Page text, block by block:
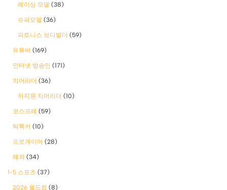
레이싱 모델 (38)
슈퍼모델 (36)
피트니스 보디빌더 (59)
유튜버 (169)
인터넷 방송인 (171)
치어리더 (36)
하지원 치어리더 (10)
코스프레 (59)
틱톡커 (10)
프로게이머 (28)
해외 (34)
1-5 스포츠 (37)
2026 월드컵 (8)